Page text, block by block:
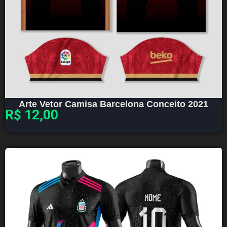
Arte Vetor Camisa Barcelona Conceito 2021
R$ 12,00